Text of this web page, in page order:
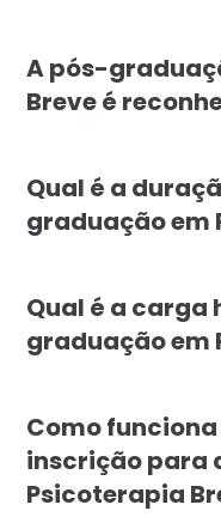
A pós-
Breve é
Qual é a
graduação em
Qual é a carga
graduação em
Como
inscrição para
Psicoterapia